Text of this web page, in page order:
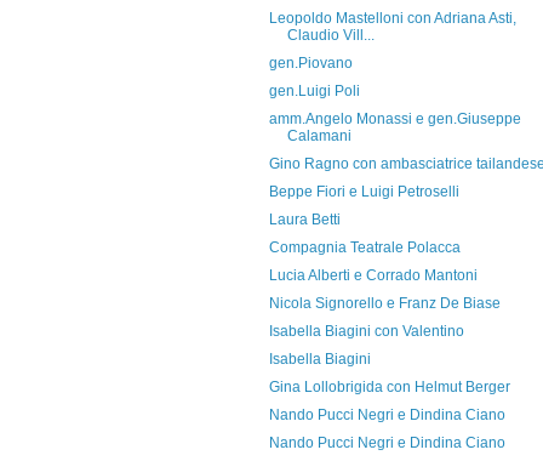
Leopoldo Mastelloni con Adriana Asti,
Claudio Vill...
gen.Piovano
gen.Luigi Poli
amm.Angelo Monassi e gen.Giuseppe
Calamani
Gino Ragno con ambasciatrice tailandese
Beppe Fiori e Luigi Petroselli
Laura Betti
Compagnia Teatrale Polacca
Lucia Alberti e Corrado Mantoni
Nicola Signorello e Franz De Biase
Isabella Biagini con Valentino
Isabella Biagini
Gina Lollobrigida con Helmut Berger
Nando Pucci Negri e Dindina Ciano
Nando Pucci Negri e Dindina Ciano